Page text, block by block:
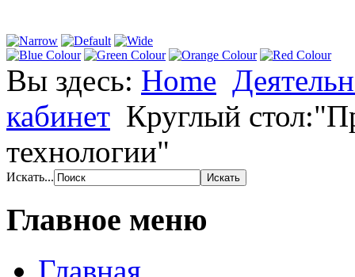
Вы здесь: Home
кабинет Круглый
технологии"
Искать...
Главное меню